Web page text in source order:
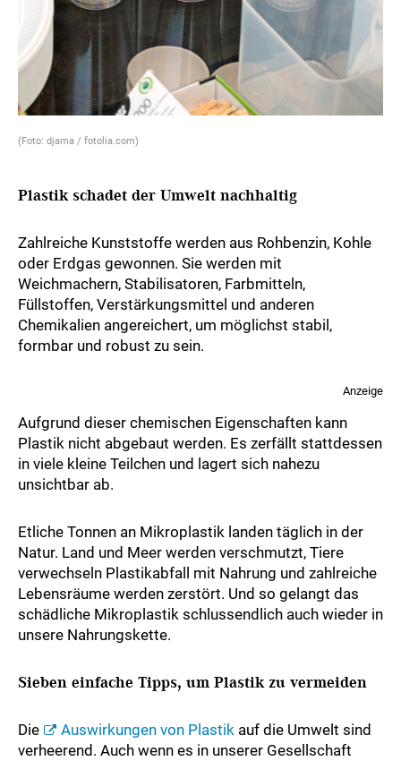
(Foto: djama / fotolia.com)
Plastik schadet der Umwelt nachhaltig
Zahlreiche Kunststoffe werden aus Rohbenzin, Kohle
oder Erdgas gewonnen. Sie werden mit
Weichmachern, Stabilisatoren, Farbmitteln,
Füllstoffen, Verstärkungsmittel und anderen
Chemikalien angereichert, um möglichst stabil,
formbar und robust zu sein.
Anzeige
Aufgrund dieser chemischen Eigenschaften kann
Plastik nicht abgebaut werden. Es zerfällt stattdessen
in viele kleine Teilchen und lagert sich nahezu
unsichtbar ab.
Etliche Tonnen an Mikroplastik landen täglich in der
Natur. Land und Meer werden verschmutzt, Tiere
verwechseln Plastikabfall mit Nahrung und zahlreiche
Lebensräume werden zerstört. Und so gelangt das
schädliche Mikroplastik schlussendlich auch wieder in
unsere Nahrungskette.
Sieben einfache Tipps, um Plastik zu vermeiden
Die Auswirkungen von Plastik auf die Umwelt sind
verheerend. Auch wenn es in unserer Gesellschaft